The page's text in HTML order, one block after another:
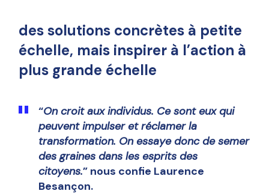
des solutions concrètes à petite
échelle, mais inspirer à l’action à
plus grande échelle
“On croit aux individus. Ce sont eux qui
peuvent impulser et réclamer la
transformation. On essaye donc de semer
des graines dans les esprits des
citoyens.” nous confie Laurence
Besançon.